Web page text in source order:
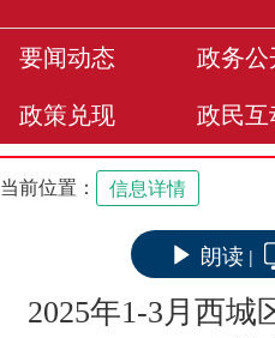
要闻动态 政务公
政策兑现 政民互
当前位置： 信息详情
朗读 |
2025年1-3月西城